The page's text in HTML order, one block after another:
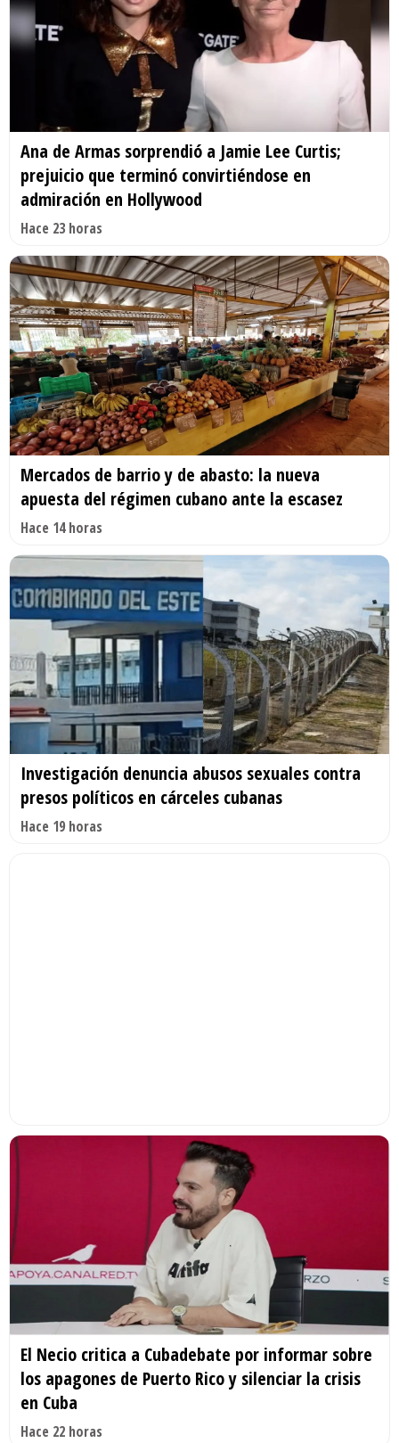
Ana de Armas sorprendió a Jamie Lee Curtis;
prejuicio que terminó convirtiéndose en
admiración en Hollywood
Hace 23 horas
Mercados de barrio y de abasto: la nueva
apuesta del régimen cubano ante la escasez
Hace 14 horas
Investigación denuncia abusos sexuales contra
presos políticos en cárceles cubanas
Hace 19 horas
El Necio critica a Cubadebate por informar sobre
los apagones de Puerto Rico y silenciar la crisis
en Cuba
Hace 22 horas